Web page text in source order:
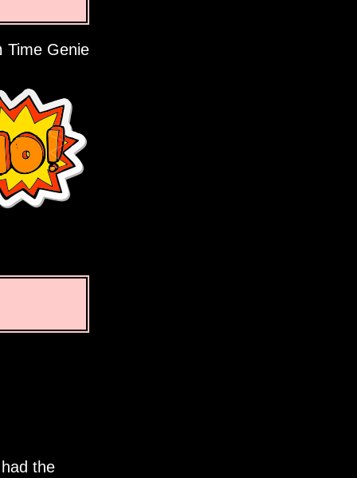
Time Genie מכבד את פרטיותך
the